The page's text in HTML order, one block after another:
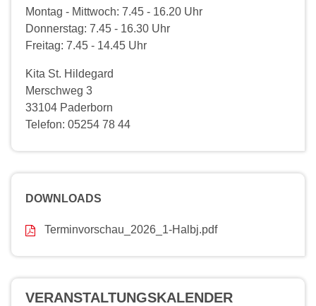
Montag - Mittwoch: 7.45 - 16.20 Uhr
Donnerstag: 7.45 - 16.30 Uhr
Freitag: 7.45 - 14.45 Uhr
Kita St. Hildegard
Merschweg 3
33104 Paderborn
Telefon: 05254 78 44
DOWNLOADS
Terminvorschau_2026_1-Halbj.pdf
VERANSTALTUNGS­KALENDER